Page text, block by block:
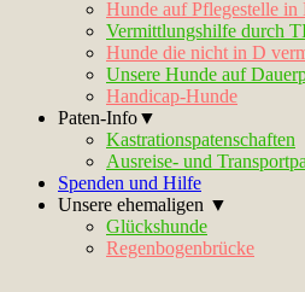
Hunde auf Pflegestelle in
Vermittlungshilfe durch
Hunde die nicht in D
Unsere Hunde auf
Handicap-Hunde
Paten-Info▼
Kastrationspatenschaften
Ausreise- und
Spenden und Hilfe
Unsere ehemaligen ▼
Glückshunde
Regenbogenbrücke